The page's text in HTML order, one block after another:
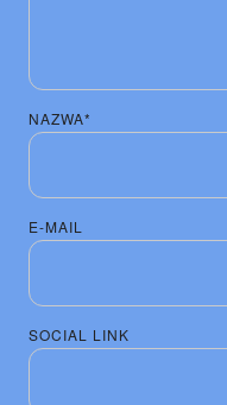
NAZWA*
E-MAIL
SOCIAL LINK